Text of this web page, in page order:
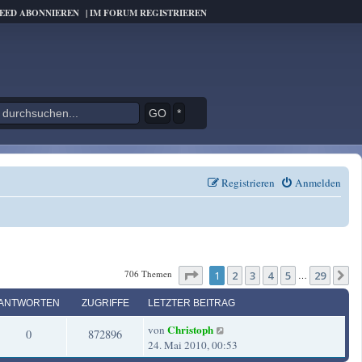
ABONNIEREN |IM FORUM REGISTRIEREN
*
Anmelden
Registrieren
706 Themen Seite 1von
1 2 3 4 5 … 29
ZUGRIFFE LETZTER BEITRAG
0A
n
872896Z
u
L
e
t
von Christoph
24. Mai 2010, 00:53